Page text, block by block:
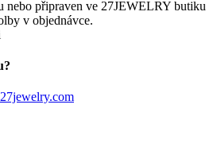
nebo připraven ve 27JEWELRY butiku
v objednávce.